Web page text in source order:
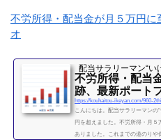
不労所得・配当金が月５万円に
オ
配当サラリーマン“い
不労所得・配当
跡、最新ポート
こんにちは。配当サラリーマンの
円を超えました。不労所得・月
ありました。これまでの道のりや